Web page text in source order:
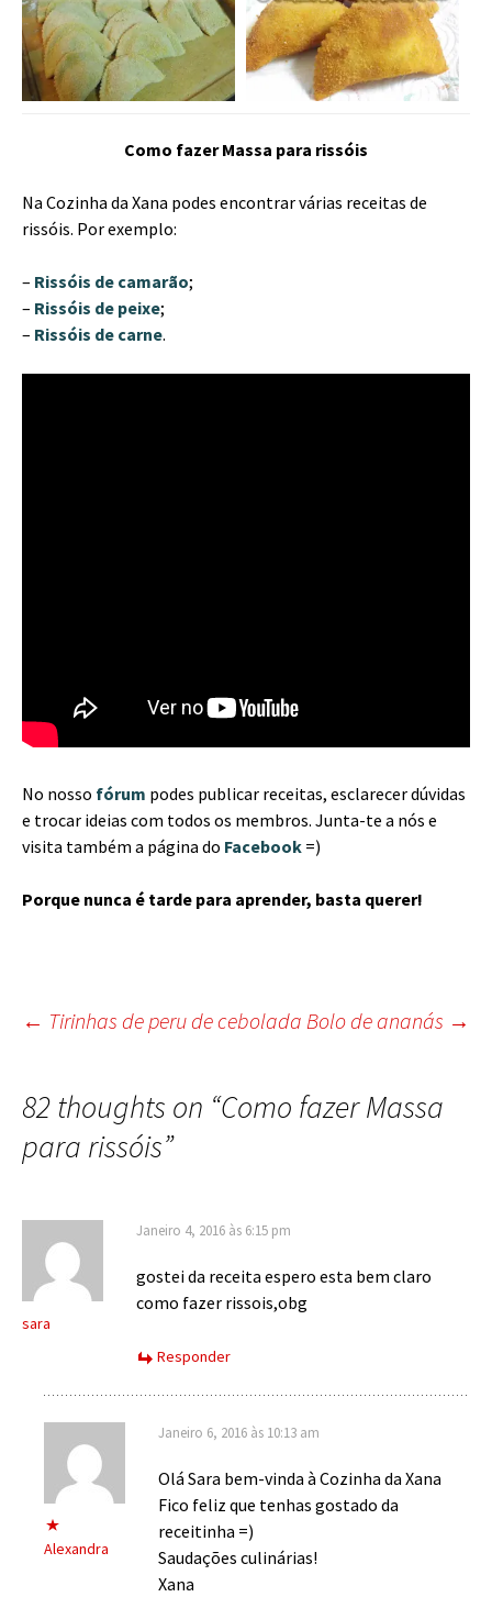
Como fazer Massa para rissóis
Na Cozinha da Xana podes encontrar várias receitas de
rissóis. Por exemplo:
– Rissóis de camarão;
– Rissóis de peixe;
– Rissóis de carne.
No nosso fórum podes publicar receitas, esclarecer dúvidas
e trocar ideias com todos os membros. Junta-te a nós e
visita também a página do Facebook =)
Porque nunca é tarde para aprender, basta querer!
Post
← Tirinhas de peru de cebolada Bolo de ananás →
82 thoughts on “Como fazer Massa
para rissóis”
sara
Janeiro 4, 2016 às 6:15 pm
gostei da receita espero esta bem claro
como fazer rissois,obg
Responder
Alexandra
Janeiro 6, 2016 às 10:13 am
Olá Sara bem-vinda à Cozinha da Xana
Fico feliz que tenhas gostado da
receitinha =)
Saudações culinárias!
Xana